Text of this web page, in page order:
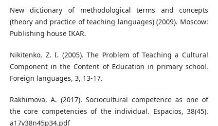
New dictionary of methodological terms and concepts
(theory and practice of teaching languages) (2009). Moscow:
Publishing house IKAR.
Nikitenko, Z. I. (2005). The Problem of Teaching a Cultural
Component in the Content of Education in primary school.
Foreign languages, 3, 13-17.
Rakhimova, A. (2017). Sociocultural competence as one of
the core competencies of the individual. Espacios, 38(45).
a17v38n45p34.pdf